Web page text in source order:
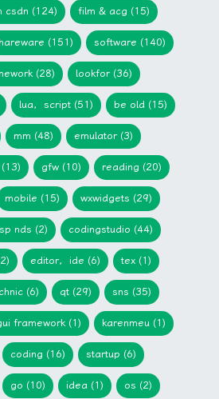
csdn (124) film & acg (15)
(151) software (140)
(28) lookfor (36)
lua，script (51) be old (15)
mm (48) emulator (3)
gfw (10) reading (20)
mobile (15) wxwidgets (29)
nds (2) codingstudio (44)
editor，ide (6) tex (1)
(6) qt (29) sns (35)
framework (1) karenmeu (1)
coding (16) startup (6)
go (10) idea (1) os (2)